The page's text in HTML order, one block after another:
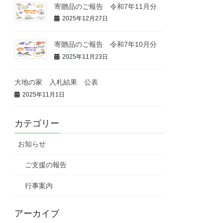
寄贈品のご報告 令和7年11月分
2025年12月27日
寄贈品のご報告 令和7年10月分
2025年11月23日
大地の家 入札結果 公表
2025年11月1日
カテゴリー
お知らせ
ご支援の報告
行事案内
アーカイブ